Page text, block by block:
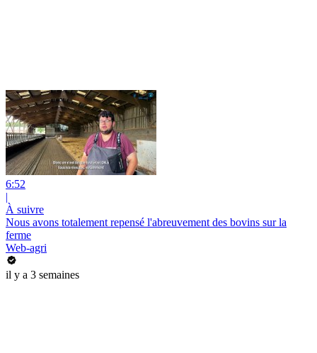
6:52
|
À suivre
Nous avons totalement repensé l'abreuvement des bovins sur la
ferme
Web-agri
il y a 3 semaines